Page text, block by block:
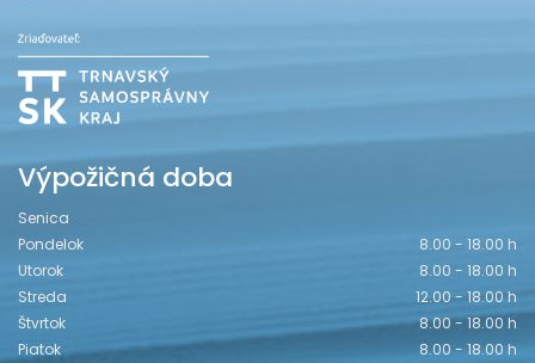
Výpožičná doba
Senica
Pondelok
8.00 - 18.00 h
Utorok
8.00 - 18.00 h
Streda
12.00 - 18.00 h
Štvrtok
8.00 - 18.00 h
Piatok
8.00 - 18.00 h